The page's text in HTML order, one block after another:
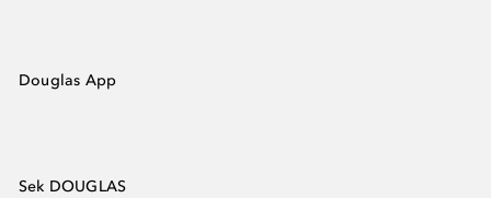
Douglas App
Sek DOUGLAS